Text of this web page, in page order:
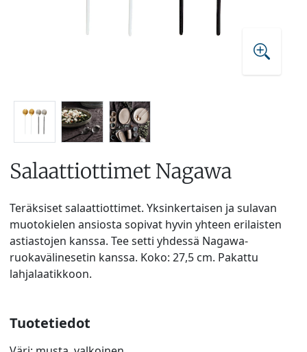
Salaattiottimet Nagawa
Teräksiset salaattiottimet. Yksinkertaisen ja sulavan
muotokielen ansiosta sopivat hyvin yhteen erilaisten
astiastojen kanssa. Tee setti yhdessä Nagawa-
ruokavälinesetin kanssa. Koko: 27,5 cm. Pakattu
lahjalaatikkoon.
Tuotetiedot